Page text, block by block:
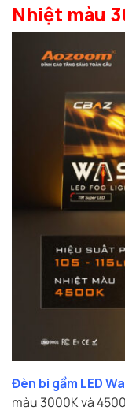
Nhiệt màu
Đèn bi gầm LED
màu 3000K và